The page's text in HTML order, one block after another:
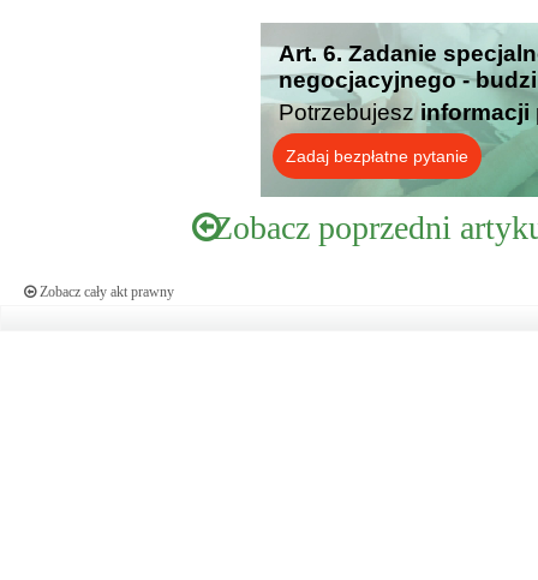
Art. 6. Zadanie
negocjacyjnego -
Potrzebujesz informacji
Zadaj bezpłatne pytanie
Zobacz poprzedni
Zobacz cały akt prawny